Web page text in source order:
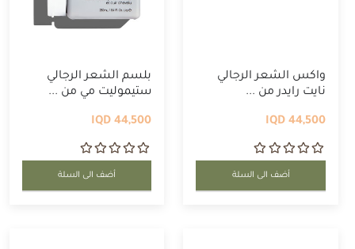
واكس الشعر الرجالي
نايت رايدر من ...
44,500 IQD
أضف الى السلة
بلسم الشعر الرجالي
ستيموليت مي من ...
44,500 IQD
أضف الى السلة